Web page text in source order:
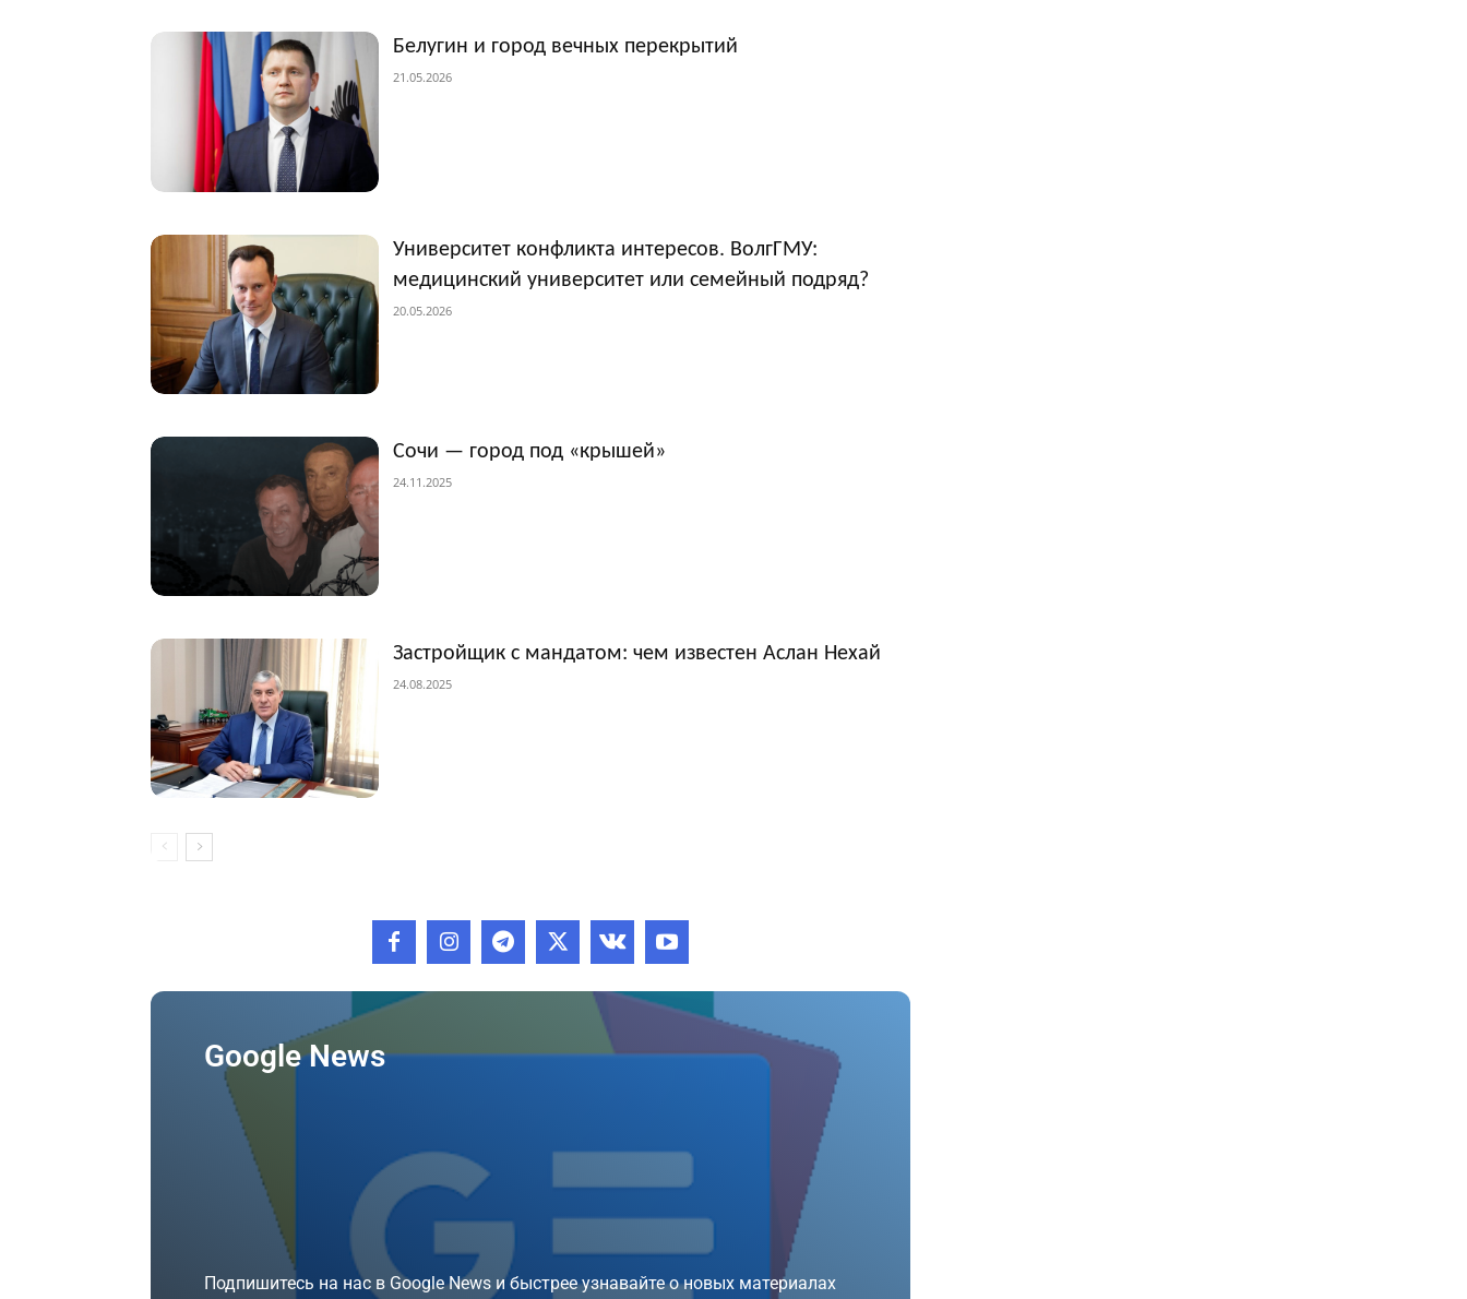
Белугин и город вечных перекрытий
21.05.2026
Университет конфликта интересов. ВолгГМУ:
медицинский университет или семейный подряд?
20.05.2026
Сочи — город под «крышей»
24.11.2025
Застройщик с мандатом: чем известен Аслан Нехай
24.08.2025
Google News
Подпишитесь на нас в Google News и быстрее узнавайте о новых материалах